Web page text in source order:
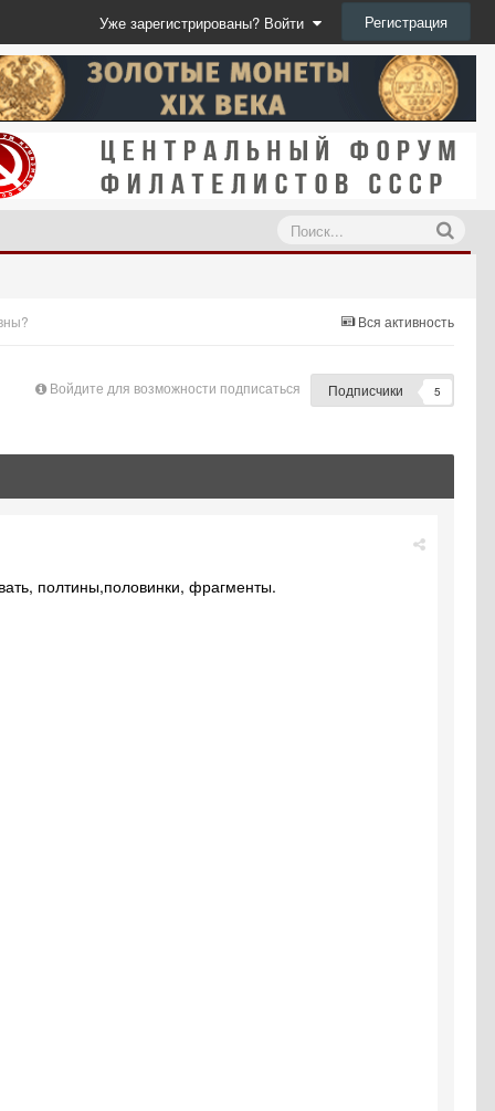
Уже зарегистрированы? Войти Регистрация
Вся активность
Войдите для возможности подписаться Подписчики 5
полтины,половинки, фрагменты.